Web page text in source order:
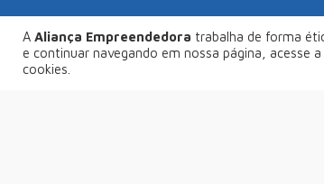
A Aliança Empreendedora trabalha de forma
e continuar navegando em nossa página, acesse a
cookies.